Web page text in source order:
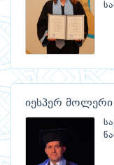
იესპერ მოლერი